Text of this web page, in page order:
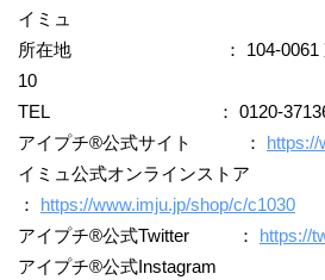
イミュ
所在地 ： 104-0061 東京
10
TEL ： 0120-
アイプチ®公式サイト ： https://
イミュ公式オンラインストア
： https://www.imju.jp/shop/c/c1030
アイプチ®公式Twitter ： https://
アイプチ®公式Instagram